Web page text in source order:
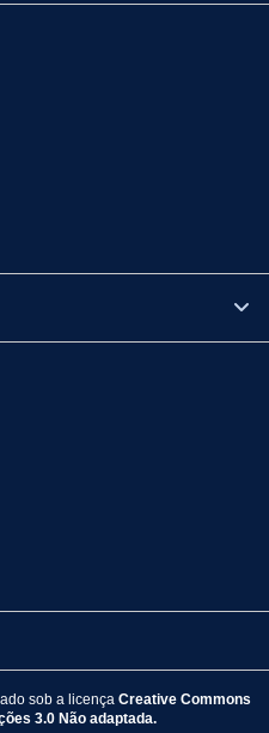
sob a licença Creative Commons
3.0 Não adaptada.